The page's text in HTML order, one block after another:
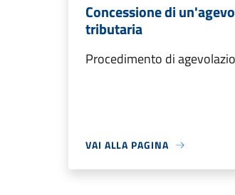
Concessione di
tributaria
Procedimento di
VAI ALLA PAGINA